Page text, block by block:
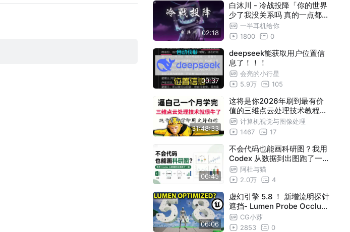
02:18
白沐川 - 冷战投降「你的世界
少了我没关系吗 真的一点都不
会难过吗」【动态歌词】♪
一半耳机给你
1800
0
00:37
deepseek能获取用户位置信
息了！！！
会亮的小行星
5.9万
105
31:48:33
这将是你2026年刷到最有价
值的三维点云处理技术教程！
面向自动驾驶和机器人的3D
点云+深度学习应用！激光雷
、点云分割
计算机视觉与图像处理
1467
17
06:45
不会代码也能画科研图？我用
Codex 从数据到出图跑了一
遍 阿杜与猫
2.0万
4
06:06
虚幻引擎 5.8 ！ 新增流明探针
遮挡- Lumen Probe Occlusi
on！CG小苏
2853
0